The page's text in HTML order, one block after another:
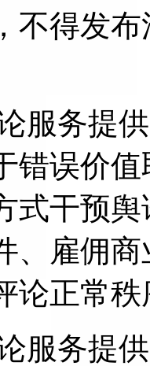
不得发
服务提
错误价
式干预
、雇佣
论正常
服务提